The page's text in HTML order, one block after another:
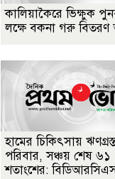
কালিয়াকৈরে ভিক্ষুক
লক্ষে বকনা গরু বিতরণ
হামের চিকিৎসায়
পরিবার, সঞ্চয় শেষ ৬১
শতাংশের: